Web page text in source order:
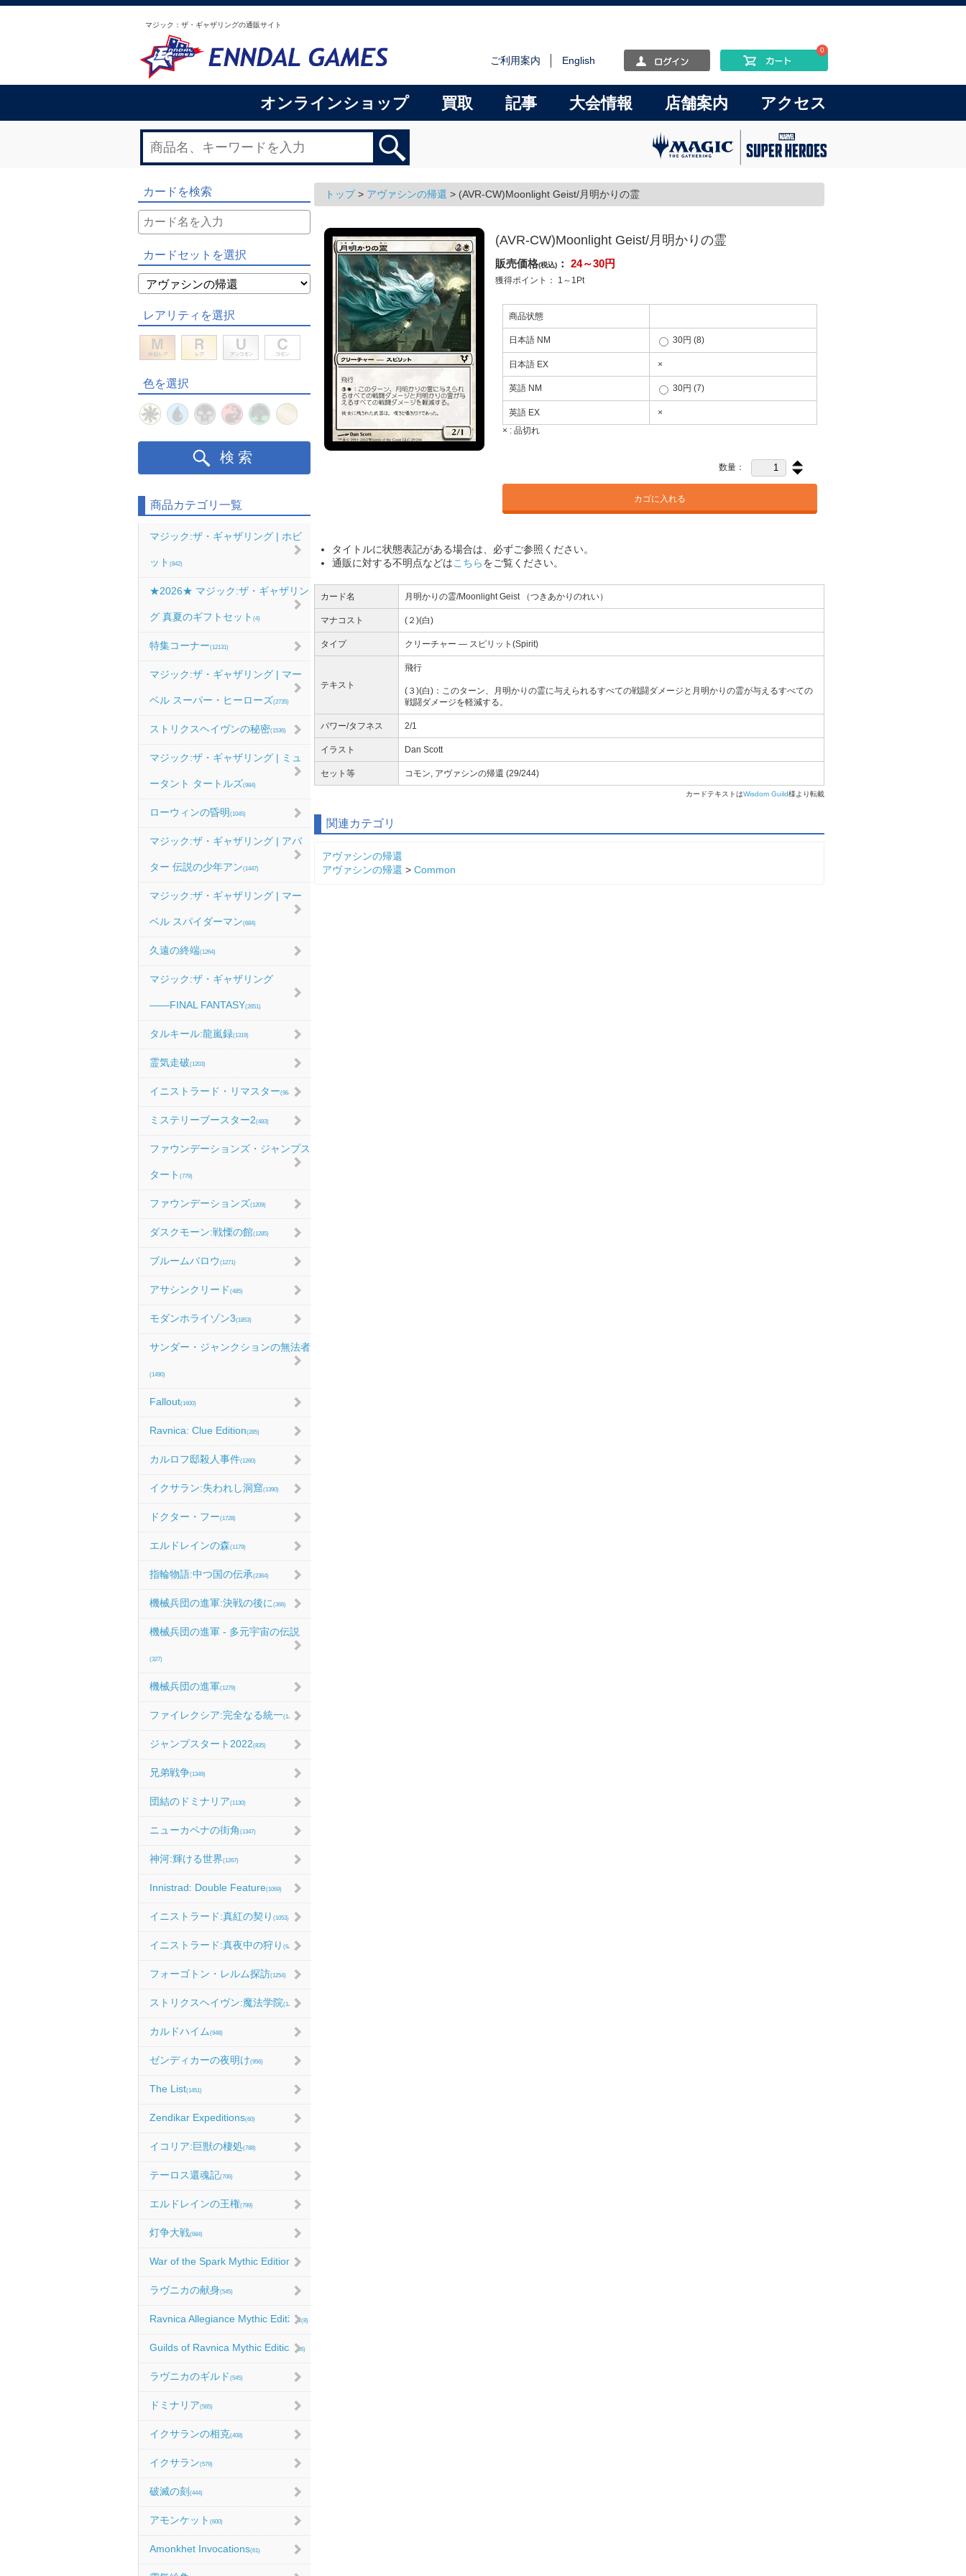
マジック：ザ・ギャザリングの通販サイト
ご利用案内 English
0
オンラインショップ 買取 記事 大会情報 店舗案内 アクセス
カードを検索
カードセットを選択
レアリティを選択
色を選択
検索
商品カテゴリ一覧
マジック:ザ・ギャザリング | ホビ
ット (842)
★2026★ マジック:ザ・ギャザリン
グ 真夏のギフトセット (4)
特集コーナー(12131)
マジック:ザ・ギャザリング | マー
ベル スーパー・ヒーローズ(2735)
ストリクスヘイヴンの秘密(1536)
マジック:ザ・ギャザリング | ミュ
ータント タートルズ(984)
ローウィンの昏明 (1045)
マジック:ザ・ギャザリング | アバ
ター 伝説の少年アン(1447)
マジック:ザ・ギャザリング | マー
ベル スパイダーマン(684)
久遠の終端(1264)
マジック:ザ・ギャザリング
――FINAL FANTASY(2651)
タルキール:龍嵐録(1319)
霊気走破(1203)
イニストラード・リマスター(984)
ミステリーブースター2(483)
ファウンデーションズ・ジャンプス
タート (779)
ファウンデーションズ(1209)
ダスクモーン:戦慄の館(1285)
ブルームバロウ (1271)
アサシンクリード (485)
モダンホライゾン3(1853)
サンダー・ジャンクションの無法者
(1490)
Fallout(1600)
Ravnica: Clue Edition(285)
カルロフ邸殺人事件(1260)
イクサラン:失われし洞窟(1390)
ドクター・フー(1728)
エルドレインの森(1179)
指輪物語:中つ国の伝承(2364)
機械兵団の進軍:決戦の後に (366)
機械兵団の進軍 - 多元宇宙の伝説
(327)
機械兵団の進軍(1279)
ファイレクシア:完全なる統一(1067)
ジャンプスタート2022(835)
兄弟戦争(1349)
団結のドミナリア(1130)
ニューカペナの街角 (1347)
神河:輝ける世界(1267)
Innistrad: Double Feature(1069)
イニストラード:真紅の契り (1053)
イニストラード:真夜中の狩り (986)
フォーゴトン・レルム探訪(1254)
ストリクスヘイヴン:魔法学院(1214)
カルドハイム (948)
ゼンディカーの夜明け(956)
The List(1451)
Zendikar Expeditions(60)
イコリア:巨獣の棲処(788)
テーロス還魂記(706)
エルドレインの王権(799)
灯争大戦(684)
War of the Spark Mythic Edition (9)
ラヴニカの献身(545)
Ravnica Allegiance Mythic Edition(8)
Guilds of Ravnica Mythic Edition(16)
ラヴニカのギルド (545)
ドミナリア(565)
イクサランの相克(408)
イクサラン(579)
破滅の刻 (444)
アモンケット (600)
Amonkhet Invocations(61)
トップ> アヴァシンの帰還 > (AVR-CW)Moonlight Geist/月明かりの霊
(AVR-CW)Moonlight Geist/月明かりの霊
販売価格(税込) ： 24～30円
獲得ポイント： 1～1 Pt
商品状態
日本語 NM 30円 (8)
日本語 EX ×
英語 NM 30円 (7)
英語 EX
×
× : 品切れ
数量：
カゴに入れる
タイトルに状態表記がある場合は、必ずご参照ください。
通販に対する不明点などはこちらをご覧ください。
カード名 月明かりの霊/Moonlight Geist （つきあかりのれい）
マナコスト (２)(白)
タイプ クリーチャー ― スピリット(Spirit)
テキスト
飛行
(３)(白)：このターン、月明かりの霊に与えられるすべての戦闘ダメージと月明かりの霊が与えるすべての
戦闘ダメージを軽減する。
パワー/タフネス 2/1
イラスト Dan Scott
セット等 コモン, アヴァシンの帰還 (29/244)
カードテキストはWisdom Guild様より転載
関連カテゴリ
アヴァシンの帰還
アヴァシンの帰還 > Common